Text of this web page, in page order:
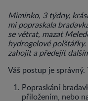
Miminko, 3 týdny,
mi popraskala
se větrat, mazat
hydrogelové
zahojit a předejít
Váš postup je
Popraskání
přiložením, nebo